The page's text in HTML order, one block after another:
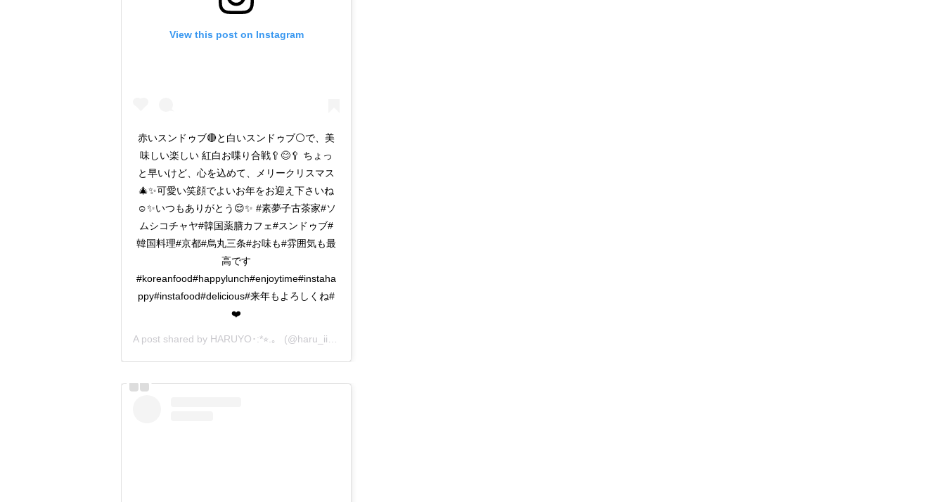
View this post on Instagram
赤いスンドゥブ🔴と白いスンドゥブ⚪️で、美
味しい楽しい 紅白お喋り合戦🥄😊🥄 ちょっ
と早いけど、心を込めて、メリークリスマス
🎄✨可愛い笑顔でよいお年をお迎え下さいね
☺️✨いつもありがとう😌✨ #素夢子古茶家#ソ
ムシコチャヤ#韓国薬膳カフェ#スンドゥブ#
韓国料理#京都#烏丸三条#お味も#雰囲気も最
高です
#koreanfood#happylunch#enjoytime#instaha
ppy#instafood#delicious#来年もよろしくね#
❤️
A post shared by HARUYO･:*⭐︎.。 (@haru_iionna1107) on